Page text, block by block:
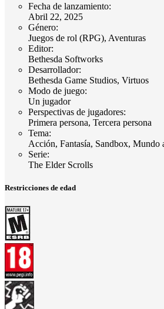
Fecha de lanzamiento:
Abril 22, 2025
Género:
Juegos de rol (RPG), Aventuras
Editor:
Bethesda Softworks
Desarrollador:
Bethesda Game Studios, Virtuos
Modo de juego:
Un jugador
Perspectivas de jugadores:
Primera persona, Tercera persona
Tema:
Acción, Fantasía, Sandbox, Mundo
Serie:
The Elder Scrolls
Restricciones de edad